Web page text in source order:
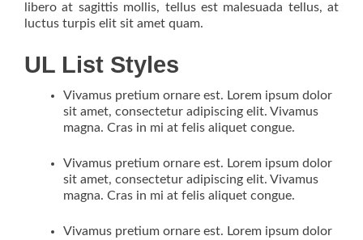
libero at sagittis mollis, tellus est malesuada tellus, at
luctus turpis elit sit amet quam.
UL List Styles
Vivamus pretium ornare est. Lorem ipsum dolor
sit amet, consectetur adipiscing elit. Vivamus
magna. Cras in mi at felis aliquet congue.
Vivamus pretium ornare est. Lorem ipsum dolor
sit amet, consectetur adipiscing elit. Vivamus
magna. Cras in mi at felis aliquet congue.
Vivamus pretium ornare est. Lorem ipsum dolor